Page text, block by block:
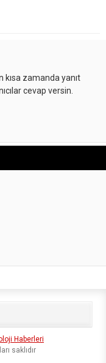
kısa zamanda yanıt
cevap versin.
Haberleri
saklıdır